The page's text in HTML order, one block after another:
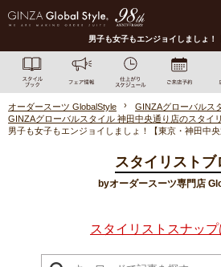
男子も女子もエンジョイしましょ
オーダースーツ GlobalStyle
GINZAグローバルス
GINZAグローバルスタイル 神田中央通り店のスタイ
男子も女子もエンジョイしましょ！【東京・神田中央
スタイリストブ
byオーダースーツ専門店
スタイリストスナッ